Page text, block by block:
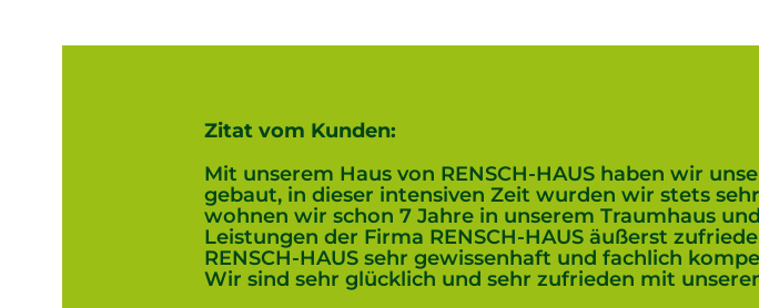
Zitat vom Kunden:
Mit unserem Haus von RENSCH-HAUS haben wir
gebaut, in dieser intensiven Zeit wurden wir stets
wohnen wir schon 7 Jahre in unserem Traumhaus
Leistungen der Firma RENSCH-HAUS äußerst
RENSCH-HAUS sehr gewissenhaft und fachlich
Wir sind sehr glücklich und sehr zufrieden mit